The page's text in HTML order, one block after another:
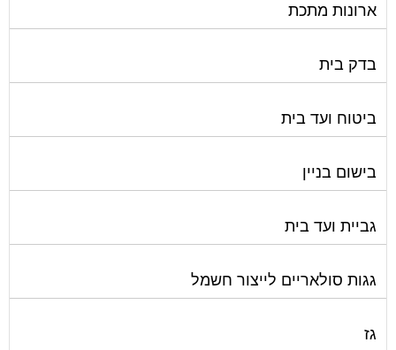
ארונות מתכת
בדק בית
ביטוח ועד בית
בישום בניין
גביית ועד בית
גגות סולאריים לייצור חשמל
גז